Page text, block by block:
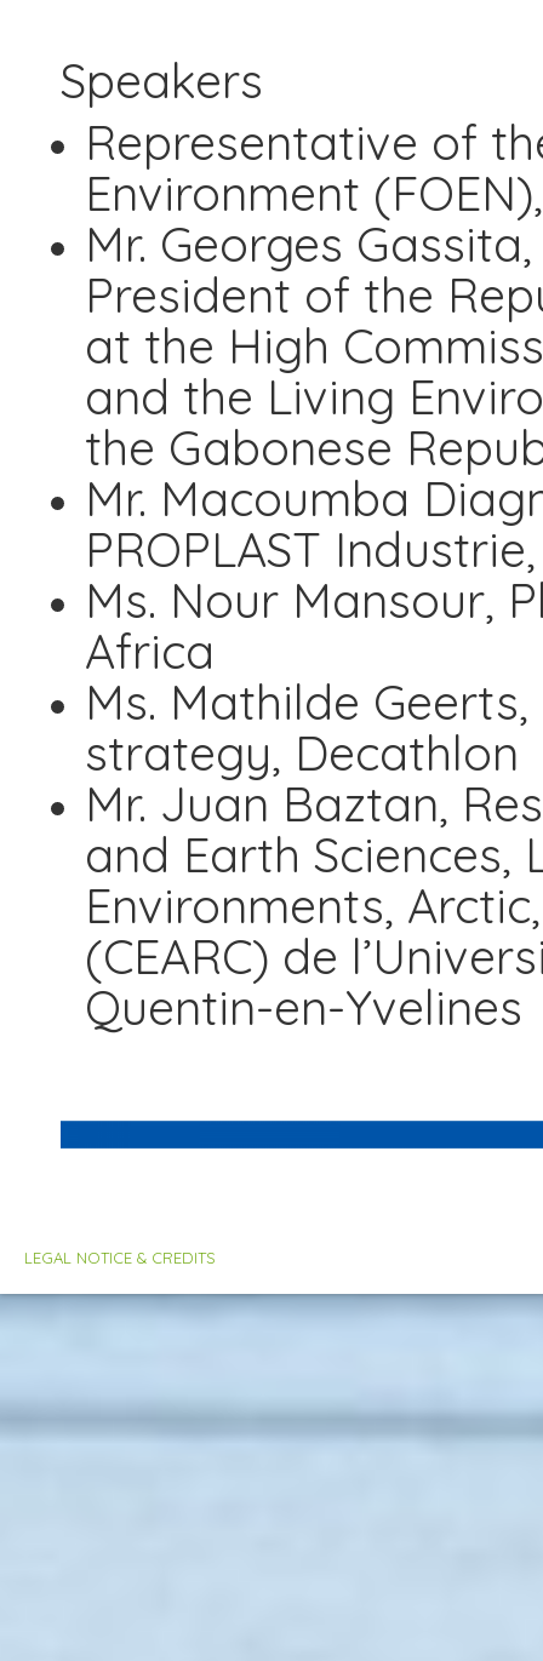
Speakers
Representative of
Environment
Mr. Georges
President of the
at the High
and the Living
the Gabonese
Mr. Macoumba
PROPLAST
Ms. Nour Mansour,
Africa
Ms. Mathilde
strategy, Decathlon
Mr. Juan Baztan,
and Earth Sciences,
Environments,
(CEARC) de
Quentin-en-Yvelines
LEGAL NOTICE & CREDITS